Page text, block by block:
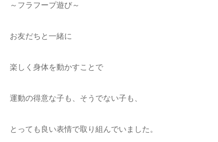
～フラフープ遊び～
お友だちと一緒に
楽しく身体を動かすことで
運動の得意な子も、そうでない子も、
とっても良い表情で取り組んでいました。